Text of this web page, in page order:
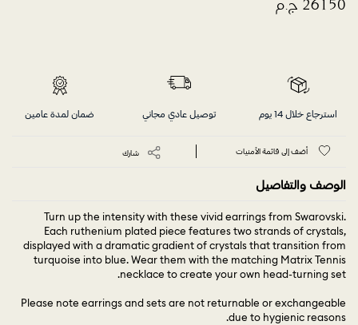
استرجاع خلال 14 يوم توصيل عادي مجاني ضمان لمدة عامين
أضف إلى قائمة الأمنيات شارك
الوصف والتفاصيل
Turn up the intensity with these vivid earrings from Swarovski.
Each ruthenium plated piece features two strands of crystals,
displayed with a dramatic gradient of crystals that transition from
turquoise into blue. Wear them with the matching Matrix Tennis
necklace to create your own head-turning set.
Please note earrings and sets are not returnable or exchangeable
due to hygienic reasons.